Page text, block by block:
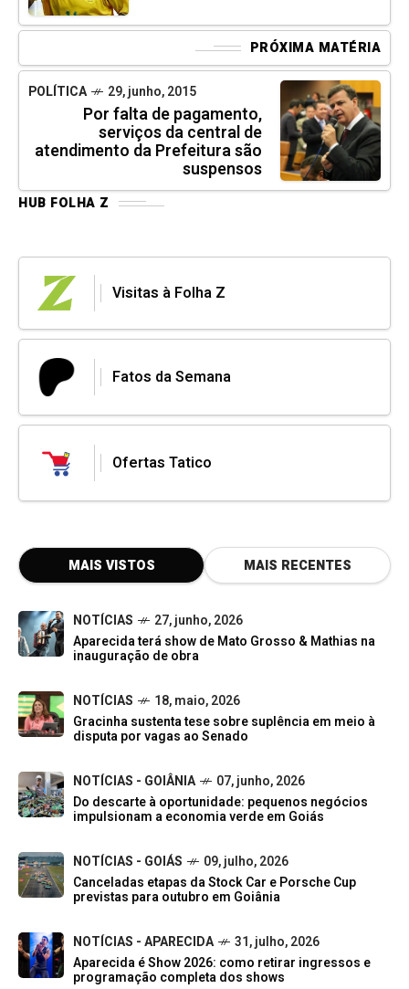
PRÓXIMA MATÉRIA
POLÍTICA 29, junho, 2015
Por falta de pagamento,
serviços da central de
atendimento da Prefeitura são
suspensos
HUB FOLHA Z
Visitas à Folha Z
Fatos da Semana
Ofertas Tatico
MAIS VISTOS MAIS RECENTES
NOTÍCIAS
27, junho, 2026
Aparecida terá show de Mato Grosso & Mathias na
inauguração de obra
NOTÍCIAS
18, maio, 2026
Gracinha sustenta tese sobre suplência em meio à
disputa por vagas ao Senado
NOTÍCIAS - GOIÂNIA
07, junho, 2026
Do descarte à oportunidade: pequenos negócios
impulsionam a economia verde em Goiás
NOTÍCIAS - GOIÁS
09, julho, 2026
Canceladas etapas da Stock Car e Porsche Cup
previstas para outubro em Goiânia
NOTÍCIAS - APARECIDA
31, julho, 2026
Aparecida é Show 2026: como retirar ingressos e
programação completa dos shows